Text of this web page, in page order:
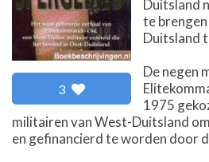
3
Duitsland
te
Duitsland
De negen
1975
militairen van West-Duitsland
en gefinancierd te worden door